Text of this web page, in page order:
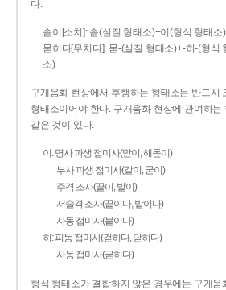
다.
솥이[소치]: 솥(실질 형태소)+이(형식 형태소)
묻히다[무치다]: 묻­-(실질 형태소)+­-히­-(형식
소)
구개음화 현상에서 후행하는 형태소는 반드시
형태소이어야 한다. 구개음화 현상에 관여하
같은 것이 있다.
이: 명사 파생 접미사(맏이, 해돋이)
부사 파생 접미사(같이, 굳이)
주격 조사(끝이, 밭이)
서술격 조사(끝이다, 밭이다)
사동 접미사(붙이다)
히: 피동 접미사(걷히다, 닫히다)
사동 접미사(굳히다)
형식 형태소가 결합하지 않은 경우에는 구개음